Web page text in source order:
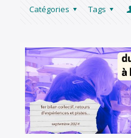
Catégories Tags